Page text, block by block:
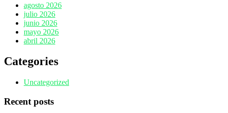
agosto 2026
julio 2026
junio 2026
mayo 2026
abril 2026
Categories
Uncategorized
Recent posts